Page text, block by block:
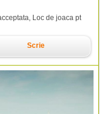
Loc de joaca pt
Scrie